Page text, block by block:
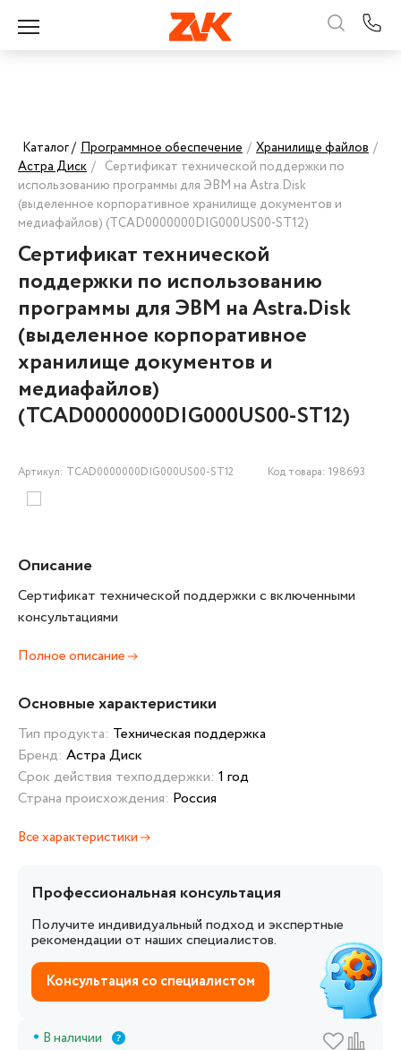
Каталог / Программное обеспечение / Хранилище файлов /
Астра Диск / Сертификат технической поддержки по
использованию программы для ЭВМ на Astra.Disk
(выделенное корпоративное хранилище документов и
медиафайлов) (TCAD0000000DIG000US00-ST12)
Сертификат технической
поддержки по использованию
программы для ЭВМ на Astra.Disk
(выделенное корпоративное
хранилище документов и
медиафайлов)
(TCAD0000000DIG000US00-ST12)
Артикул: TCAD0000000DIG000US00-ST12 Код товара: 198693
Описание
Сертификат технической поддержки с включенными
консультациями
Полное описание
Основные характеристики
Тип продукта: Техническая поддержка
Бренд: Астра Диск
Срок действия техподдержки: 1 год
Страна происхождения: Россия
Все характеристики
Профессиональная консультация
Получите индивидуальный подход и экспертные
рекомендации от наших специалистов.
Консультация со специалистом
В наличии